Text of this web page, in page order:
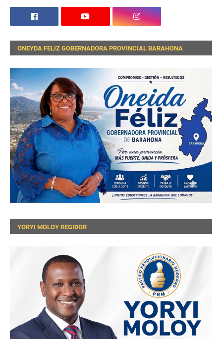
ONEYDA FELIZ GOBERNADORA PROVINCIAL BARAHONA
YORYI MOLOY REGIDOR